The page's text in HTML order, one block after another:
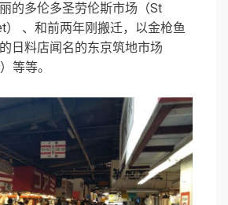
的多伦多圣劳伦斯市场（St
） 、和前两年刚搬迁，以金枪鱼
日料店闻名的东京筑地市场
等等。